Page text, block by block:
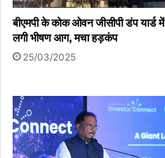
बीएमपी के कोक ओवन जीसीपी डंप यार्ड में
लगी भीषण आग, मचा हड़कंप
25/03/2025